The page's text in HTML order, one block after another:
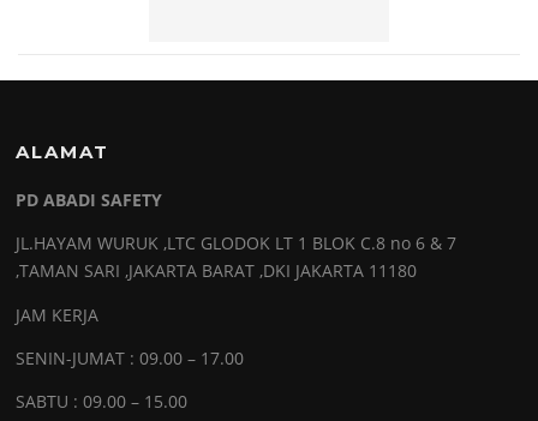
ALAMAT
PD ABADI SAFETY
JL.HAYAM WURUK ,LTC GLODOK LT 1 BLOK C.8 no 6 & 7
,TAMAN SARI ,JAKARTA BARAT ,DKI JAKARTA 11180
JAM KERJA
SENIN-JUMAT : 09.00 – 17.00
SABTU : 09.00 – 15.00